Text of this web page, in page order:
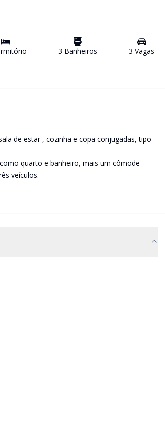
3 Banheiros 3 Vagas
de estar , cozinha e copa conjugadas, tipo
quarto e banheiro, mais um cômode
veículos.